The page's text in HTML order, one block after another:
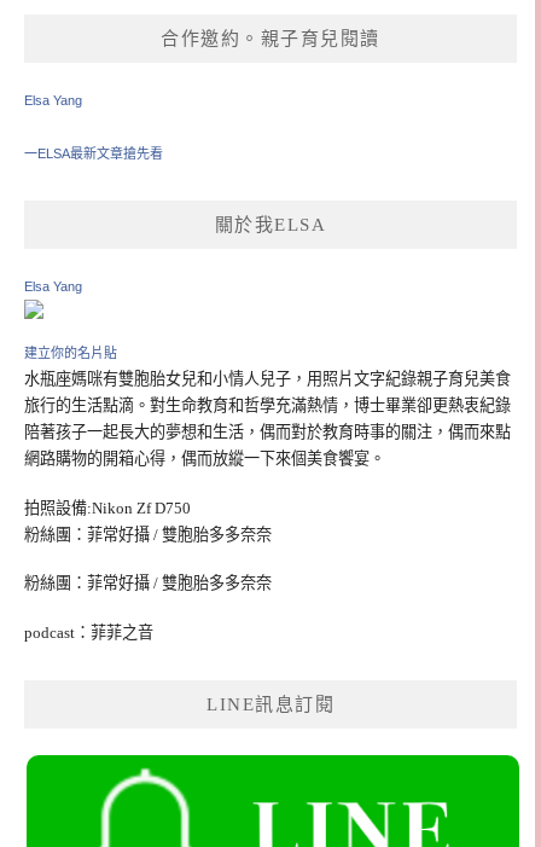
合作邀約。親子育兒閱讀
Elsa Yang
一ELSA最新文章搶先看
關於我ELSA
Elsa Yang
建立你的名片貼
水瓶座媽咪有雙胞胎女兒和小情人兒子，用照片文字紀錄親子育兒美食
旅行的生活點滴。對生命教育和哲學充滿熱情，博士畢業卻更熱衷紀錄
陪著孩子一起長大的夢想和生活，偶而對於教育時事的關注，偶而來點
網路購物的開箱心得，偶而放縱一下來個美食饗宴。
拍照設備:Nikon Zf D750
粉絲團：菲常好攝 / 雙胞胎多多奈奈
粉絲團：菲常好攝 / 雙胞胎多多奈奈
podcast：菲菲之音
LINE訊息訂閱